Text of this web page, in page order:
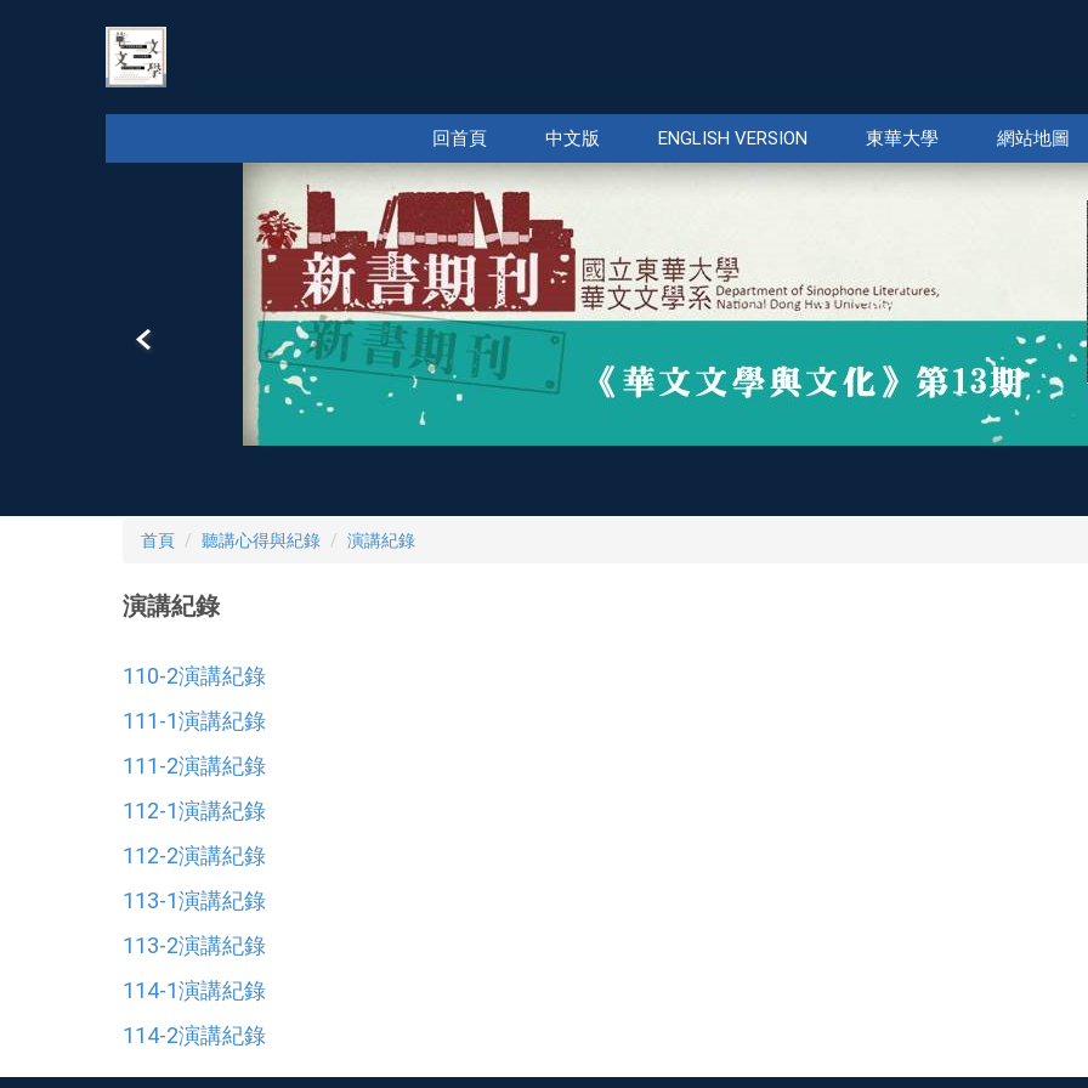
回首頁 中文版 ENGLISH VERSION 東華大學 網站地圖
首頁 聽講心得與紀錄 演講紀錄
演講紀錄
110-2演講紀錄
111-1演講紀錄
111-2演講紀錄
112-1演講紀錄
112-2演講紀錄
113-1演講紀錄
113-2演講紀錄
114-1演講紀錄
114-2演講紀錄